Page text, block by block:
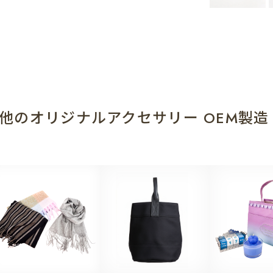
のオリジナルアクセサリー OEM製